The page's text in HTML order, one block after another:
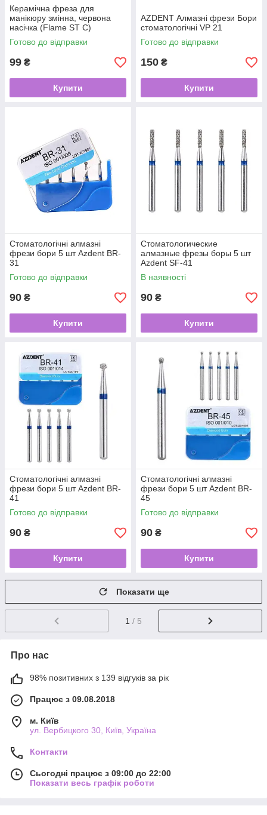
Керамічна фреза для
манікюру змінна, червона
насічка (Flame ST С)
Готово до відправки
99 ₴
Купити
AZDENT Алмазні фрези Бори
стоматологічні VP 21
Готово до відправки
150 ₴
Купити
Стоматологічні алмазні
фрези бори 5 шт Azdent BR-
31
Готово до відправки
90 ₴
Купити
Стоматологические
алмазные фрезы боры 5 шт
Azdent SF-41
В наявності
90 ₴
Купити
Стоматологічні алмазні
фрези бори 5 шт Azdent BR-
41
Готово до відправки
90 ₴
Купити
Стоматологічні алмазні
фрези бори 5 шт Azdent BR-
45
Готово до відправки
90 ₴
Купити
Показати ще
1 / 5
Про нас
98% позитивних з 139 відгуків за рік
Працює з 09.08.2018
м. Київ
ул. Вербицкого 30, Київ, Україна
Контакти
Сьогодні працює з 09:00 до 22:00
Показати весь графік роботи